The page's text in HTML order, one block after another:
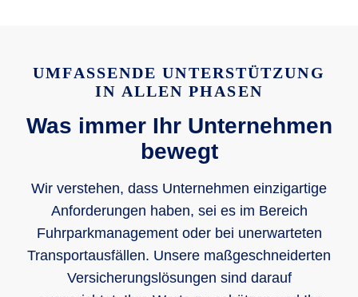
UMFASSENDE UNTERSTÜTZUNG
IN ALLEN PHASEN
Was immer Ihr Unternehmen
bewegt
Wir verstehen, dass Unternehmen einzigartige
Anforderungen haben, sei es im Bereich
Fuhrparkmanagement oder bei unerwarteten
Transportausfällen. Unsere maßgeschneiderten
Versicherungslösungen sind darauf